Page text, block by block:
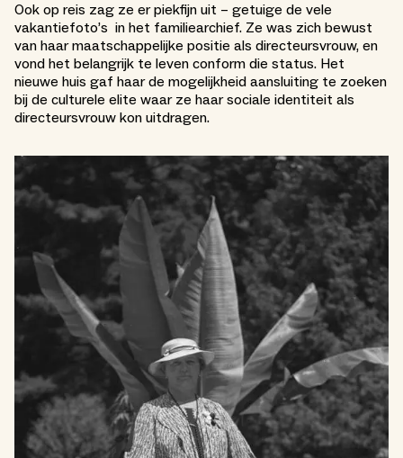
Ook op reis zag ze er piekfijn uit – getuige de vele
vakantiefoto’s in het familiearchief. Ze was zich bewust
van haar maatschappelijke positie als directeursvrouw, en
vond het belangrijk te leven conform die status. Het
nieuwe huis gaf haar de mogelijkheid aansluiting te zoeken
bij de culturele elite waar ze haar sociale identiteit als
directeursvrouw kon uitdragen.